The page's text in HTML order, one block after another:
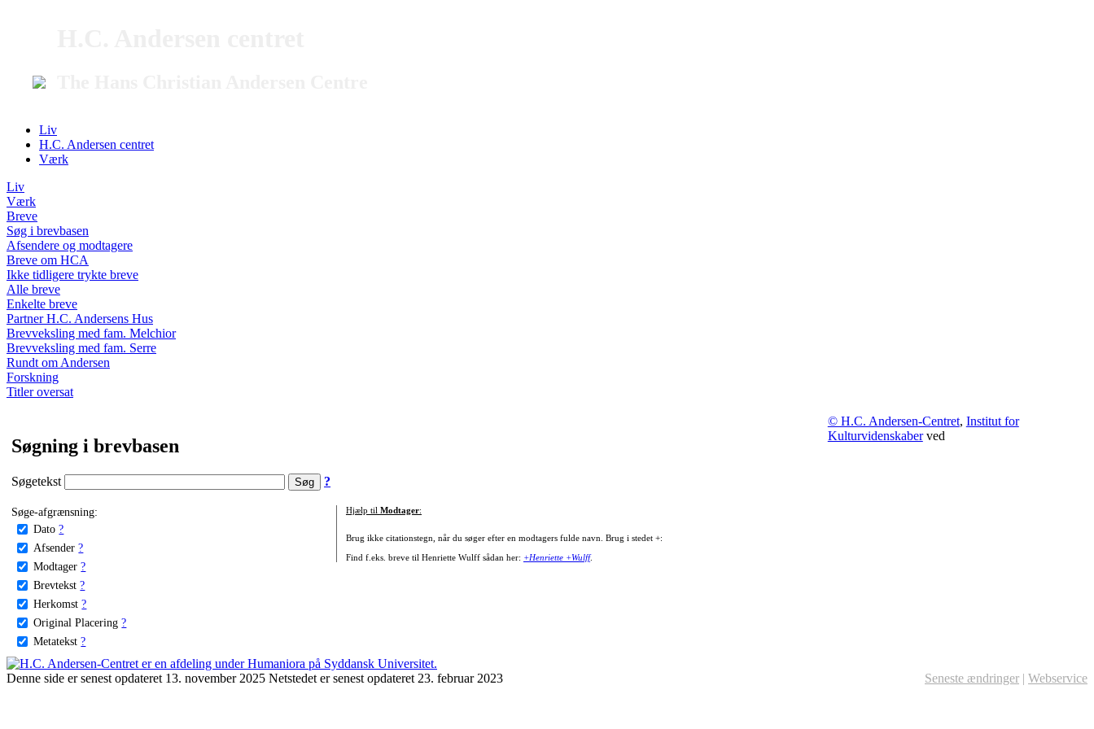
Liv
H.C. Andersen centret
Værk
Liv
Værk
Breve
Søg i brevbasen
Afsendere og modtagere
Breve om HCA
Ikke tidligere trykte breve
Alle breve
Enkelte breve
Partner H.C. Andersens Hus
Brevveksling med fam. Melchior
Brevveksling med fam. Serre
Rundt om Andersen
Forskning
Titler oversat
Søgning i brevbasen
Søgetekst ?
Søge-afgrænsning:
Dato ?
Afsender ?
Modtager ?
Brevtekst ?
Herkomst ?
Original Placering ?
Metatekst ?
Hjælp til Modtager:
Brug ikke citationstegn, når du søger efter en modtagers fulde navn. Brug i stedet +:
Find f.eks. breve til Henriette Wulff sådan her: +Henriette +Wulff.
© H.C. Andersen-Centret, Institut for
Kulturvidenskaberved
Denne side er senest opdateret 13. november 2025 Netstedet er senest opdateret 23. februar 2023 Seneste ændringer | Webservice